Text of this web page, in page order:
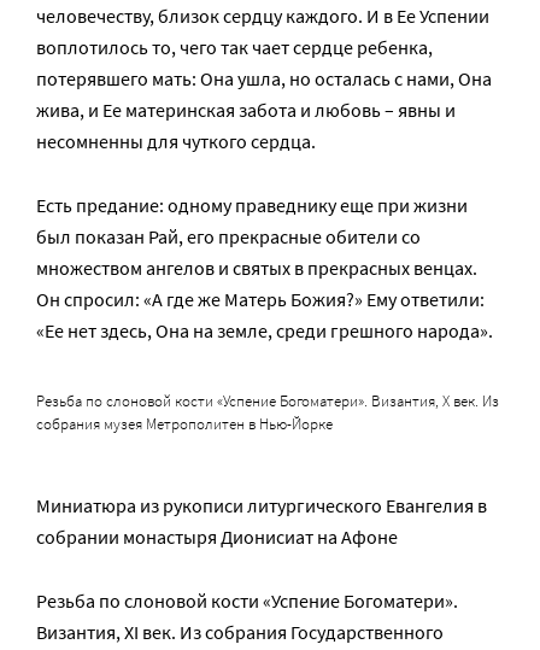
человечеству, близок сердцу каждого. И в Ее Успении
воплотилось то, чего так чает сердце ребенка,
потерявшего мать: Она ушла, но осталась с нами, Она
жива, и Ее материнская забота и любовь – явны и
несомненны для чуткого сердца.
Есть предание: одному праведнику еще при жизни
был показан Рай, его прекрасные обители со
множеством ангелов и святых в прекрасных венцах.
Он спросил: «А где же Матерь Божия?» Ему ответили:
«Ее нет здесь, Она на земле, среди грешного народа».
Резьба по слоновой кости «Успение Богоматери». Византия, X век. Из
собрания музея Метрополитен в Нью-Йорке
Миниатюра из рукописи литургического Евангелия в
собрании монастыря Дионисиат на Афоне
Резьба по слоновой кости «Успение Богоматери».
Византия, XI век. Из собрания Государственного